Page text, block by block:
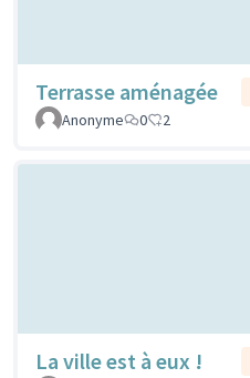
Terrasse aménagée
Anonyme
0 2
La ville est à eux !